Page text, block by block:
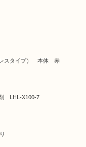
レスタイプ） 本体 赤
LHL-X100-7